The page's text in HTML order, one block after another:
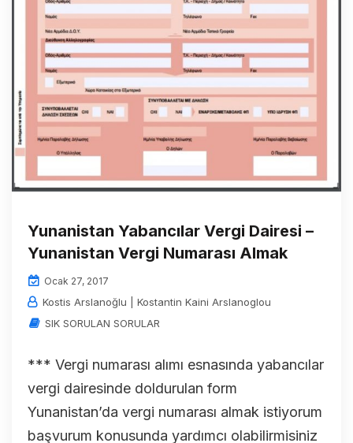
Yunanistan Yabancılar Vergi Dairesi –
Yunanistan Vergi Numarası Almak
Ocak 27, 2017
Kostis Arslanoğlu | Kostantin Kaini Arslanoglou
SIK SORULAN SORULAR
*** Vergi numarası alımı esnasında yabancılar
vergi dairesinde doldurulan form
Yunanistan’da vergi numarası almak istiyorum
başvurum konusunda yardımcı olabilirmisiniz